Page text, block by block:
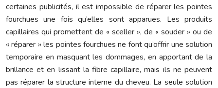
certaines publicités, il est impossible de réparer les pointes
fourchues une fois qu’elles sont apparues. Les produits
capillaires qui promettent de « sceller », de « souder » ou de
« réparer » les pointes fourchues ne font qu’offrir une solution
temporaire en masquant les dommages, en apportant de la
brillance et en lissant la fibre capillaire, mais ils ne peuvent
pas réparer la structure interne du cheveu. La seule solution